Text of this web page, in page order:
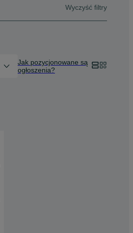
Wyczyść filtry
Jak pozycjonowane są
ogłoszenia?